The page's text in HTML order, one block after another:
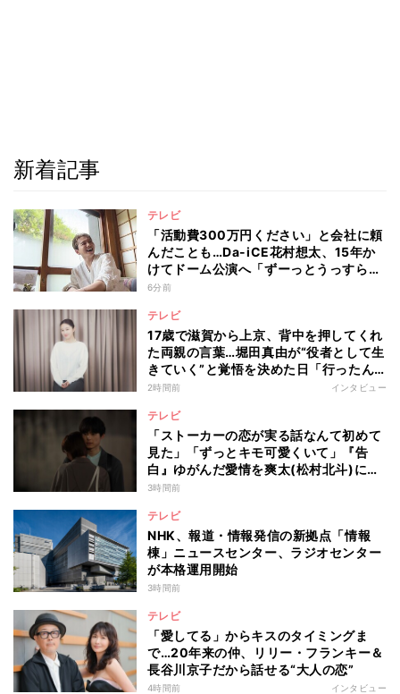
新着記事
テレビ
「活動費300万円ください」と会社に頼
んだことも…Da-iCE花村想太、15年か
けてドーム公演へ「ずーっとうっすらや
けど右肩上がり続けられていた」
6分前
テレビ
17歳で滋賀から上京、背中を押してくれ
た両親の言葉…堀田真由が“役者として生
きていく”と覚悟を決めた日「行ったん
やったら、もう帰られへんな」
2時間前 インタビュー
テレビ
「ストーカーの恋が実る話なんて初めて
見た」「ずっとキモ可愛くいて」『告
白』ゆがんだ愛情を爽太(松村北斗)に向
ける視聴者の声
3時間前
テレビ
NHK、報道・情報発信の新拠点「情報
棟」ニュースセンター、ラジオセンター
が本格運用開始
3時間前
テレビ
「愛してる」からキスのタイミングま
で…20年来の仲、リリー・フランキー＆
長谷川京子だから話せる“大人の恋”
4時間前 インタビュー